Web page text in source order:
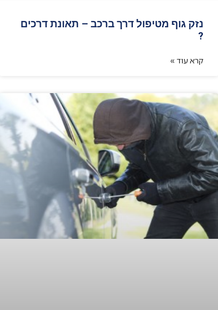
נזק גוף מטיפול דרך ברכב – תאונת דרכים
?
קרא עוד »